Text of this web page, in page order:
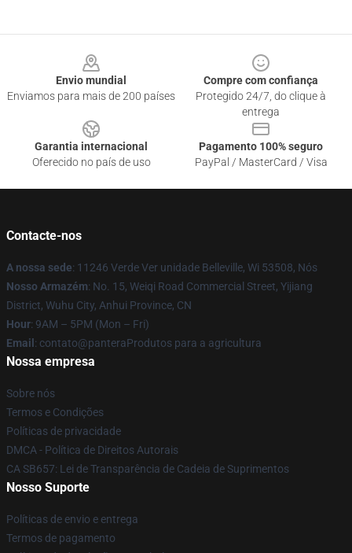
Envio mundial
Enviamos para mais de 200 países
Compre com confiança
Protegido 24/7, do clique à
entrega
Garantia internacional
Oferecido no país de uso
Pagamento 100% seguro
PayPal / MasterCard / Visa
Contacte-nos
A nossa sede: 11246 Verde Ver unidade Belleville, Wi 53508, Nós
Nosso Armazém: No. 15, Weiqi Road Commercial Street, Yijiang
District, Wuhu City, Anhui Province, CN
Hour: 9AM – 5PM (Mon – Fri)
Email : contato@panteraProdutos para a agricultura
Nossa empresa
Sobre nós
Termos e Condições
Políticas de privacidade
DMCA - Política de Direitos Autorais
CA SB657: Lei de Transparência de Cadeia de Suprimentos
Nosso Suporte
Políticas de envio e entrega
Termos de pagamento